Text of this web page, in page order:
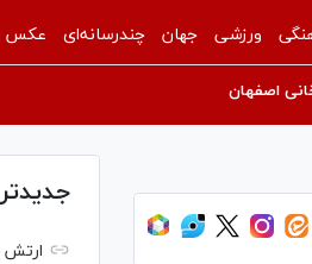
ورزشی جهان چندرسانه‌ای عکس
اصفهان
ارتش